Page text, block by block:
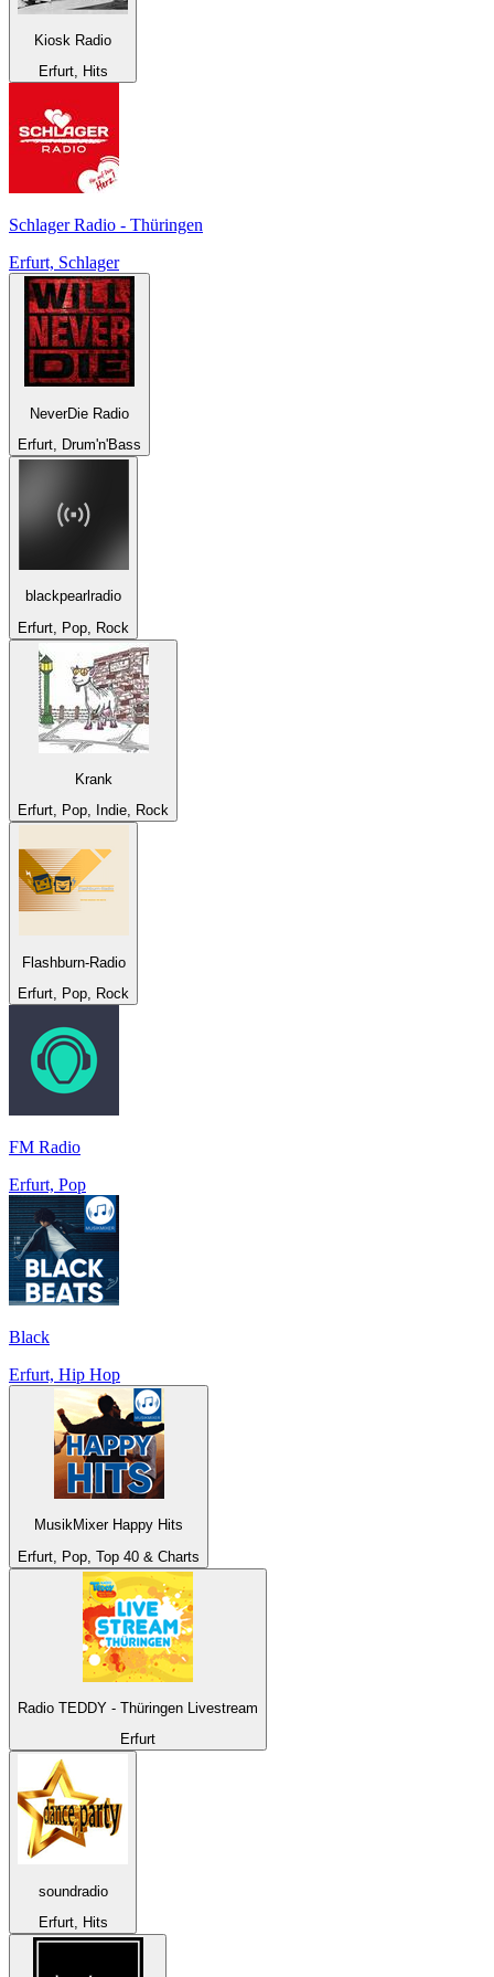
Kiosk Radio
Erfurt, Hits
Schlager Radio - Thüringen
Erfurt, Schlager
NeverDie Radio
Erfurt, Drum'n'Bass
blackpearlradio
Erfurt, Pop, Rock
Krank
Erfurt, Pop, Indie, Rock
Flashburn-Radio
Erfurt, Pop, Rock
FM Radio
Erfurt, Pop
Black
Erfurt, Hip Hop
MusikMixer Happy Hits
Erfurt, Pop, Top 40 & Charts
Radio TEDDY - Thüringen Livestream
Erfurt
soundradio
Erfurt, Hits